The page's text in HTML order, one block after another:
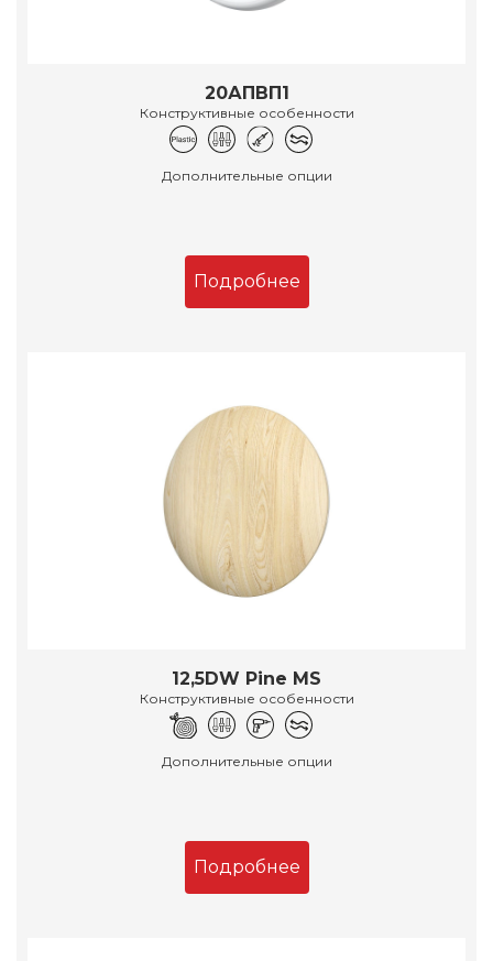
20АПВП1
Конструктивные особенности
Дополнительные опции
Подробнее
12,5DW Pine MS
Конструктивные особенности
Дополнительные опции
Подробнее